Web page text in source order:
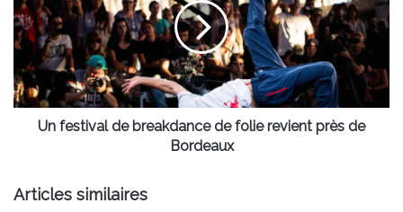
breakdance
de
folie
revient
près
de
Bordeaux
Un festival de breakdance de folie revient près de
Bordeaux
Articles similaires